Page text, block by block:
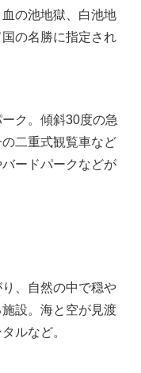
の池地獄、白池地
の名勝に指定され
ク。傾斜30度の急
二重式観覧車など
ードパークなどが
、自然の中で穏や
設。海と空が見渡
ルなど。